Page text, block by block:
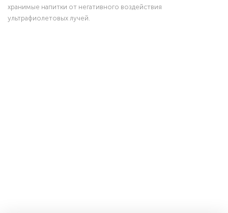
хранимые напитки от негативного воздействия
ультрафиолетовых лучей.